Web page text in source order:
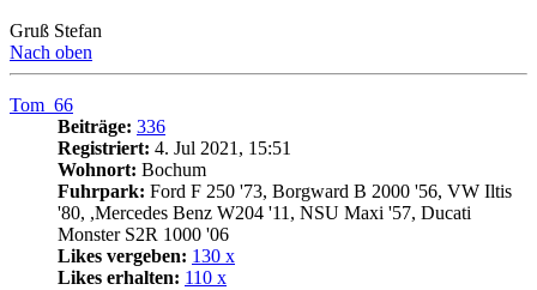
Gruß Stefan
Nach oben
Tom_66
Beiträge: 336
Registriert: 4. Jul 2021, 15:51
Wohnort: Bochum
Fuhrpark: Ford F 250 '73, Borgward B 2000 '56, VW Iltis
'80, ,Mercedes Benz W204 '11, NSU Maxi '57, Ducati
Monster S2R 1000 '06
Likes vergeben: 130 x
Likes erhalten: 110 x